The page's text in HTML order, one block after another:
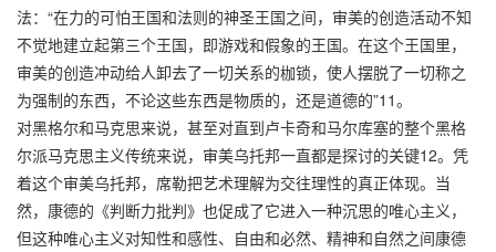
法：“在力的可怕王国和法则的神圣王国之间，审美的创造活动不知
不觉地建立起第三个王国，即游戏和假象的王国。在这个王国里，
审美的创造冲动给人卸去了一切关系的枷锁，使人摆脱了一切称之
为强制的东西，不论这些东西是物质的，还是道德的”11。
对黑格尔和马克思来说，甚至对直到卢卡奇和马尔库塞的整个黑格
尔派马克思主义传统来说，审美乌托邦一直都是探讨的关键12。凭
着这个审美乌托邦，席勒把艺术理解为交往理性的真正体现。当
然，康德的《判断力批判》也促成了它进入一种沉思的唯心主义，
但这种唯心主义对知性和感性、自由和必然、精神和自然之间康德